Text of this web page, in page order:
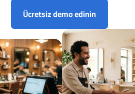
Ücretsiz demo edinin